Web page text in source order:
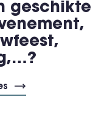
geschikte